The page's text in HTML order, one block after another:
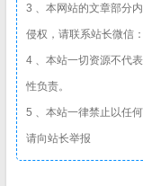
3 、本网站的文章部分
侵权，请联系站长微信：
4 、本站一切资源不代
性负责。
5 、本站一律禁止以任
请向站长举报